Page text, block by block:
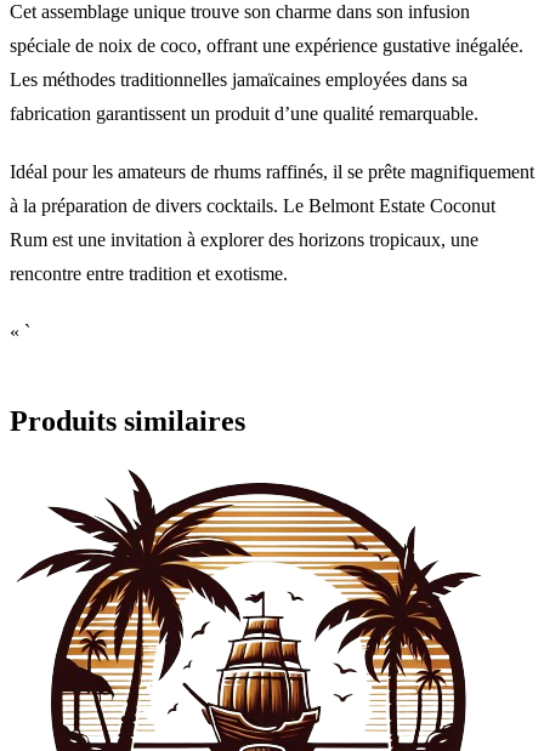
Cet assemblage unique trouve son charme dans son infusion
spéciale de noix de coco, offrant une expérience gustative inégalée.
Les méthodes traditionnelles jamaïcaines employées dans sa
fabrication garantissent un produit d’une qualité remarquable.
Idéal pour les amateurs de rhums raffinés, il se prête magnifiquement
à la préparation de divers cocktails. Le Belmont Estate Coconut
Rum est une invitation à explorer des horizons tropicaux, une
rencontre entre tradition et exotisme.
« `
Produits similaires